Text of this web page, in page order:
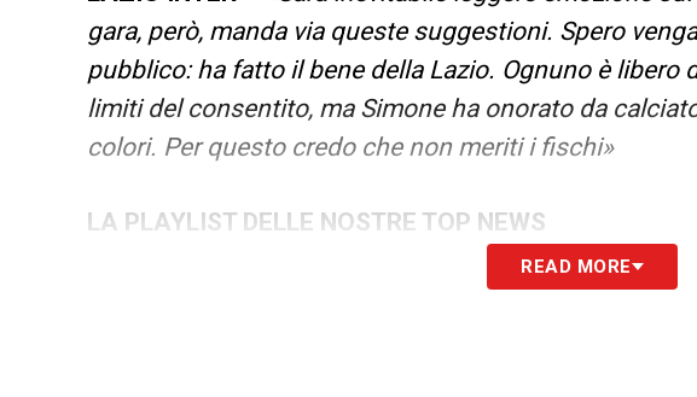
gara, però, manda via queste suggestioni. Spero
pubblico: ha fatto il bene della Lazio. Ognuno è libero
limiti del consentito, ma Simone ha onorato da
colori. Per questo credo che non meriti i fischi»
LA PLAYLIST DELLE NOSTRE TOP NEWS
READ MORE